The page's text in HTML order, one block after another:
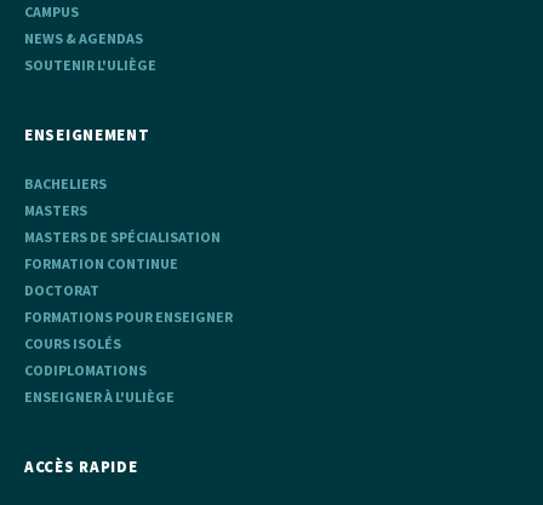
CAMPUS
NEWS & AGENDAS
SOUTENIR L'ULIÈGE
ENSEIGNEMENT
BACHELIERS
MASTERS
MASTERS DE SPÉCIALISATION
FORMATION CONTINUE
DOCTORAT
FORMATIONS POUR ENSEIGNER
COURS ISOLÉS
CODIPLOMATIONS
ENSEIGNER À L'ULIÈGE
ACCÈS RAPIDE